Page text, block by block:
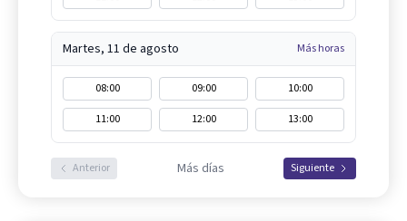
Martes, 11 de agosto Más horas
08:00 09:00
10:00
11:00
12:00 13:00
Anterior Más días Siguiente